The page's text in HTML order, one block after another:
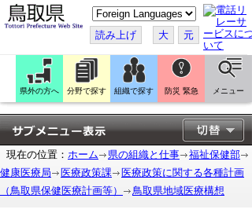
こ
の
ペ
ー
ジ
翻
訳
す
る
読み上げ 大 元
県外の方へ 分野で探す 組織で探す 防災 緊急 メニュー
現在の位置： ホーム 県の組織と仕事
福祉保健部
健康医療局
医療政策課
医療政策に関する各種計画
（鳥取県保健医療計画等）
鳥取県地域医療構想